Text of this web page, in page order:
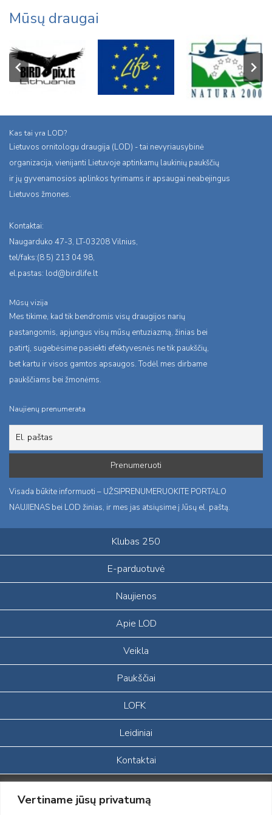
Vertiname jūsų privatumą
Mūsų draugai
Kas tai yra LOD?
Lietuvos ornitologu draugija (LOD) - tai nevyriausybinė
organizacija, vienijanti Lietuvoje aptinkamų laukinių paukščių
ir jų gyvenamosios aplinkos tyrimams ir apsaugai neabejingus
Lietuvos žmones.
Kontaktai:
Naugarduko 47-3, LT-03208 Vilnius,
tel/faks:(8 5) 213 04 98,
el.pastas: lod@birdlife.lt
Mūsų vizija
Mes tikime, kad tik bendromis visų draugijos narių
pastangomis, apjungus visų mūsų entuziazmą, žinias bei
patirtį, sugebėsime pasiekti efektyvesnės ne tik paukščių,
bet kartu ir visos gamtos apsaugos. Todėl mes dirbame
paukščiams bei žmonėms.
Naujienų prenumerata
Visada būkite informuoti – UŽSIPRENUMERUOKITE PORTALO
NAUJIENAS bei LOD žinias, ir mes jas atsiųsime į Jūsų el. paštą.
Klubas 250
E-parduotuvė
Naujienos
Apie LOD
Veikla
Paukščiai
LOFK
Leidiniai
Kontaktai
Portalas sukurtas įgyvendinant Lietuvos Respublikos, Europos
ekonominės erdvės ir Norvegijos finansinių mechanizmų iš dalies